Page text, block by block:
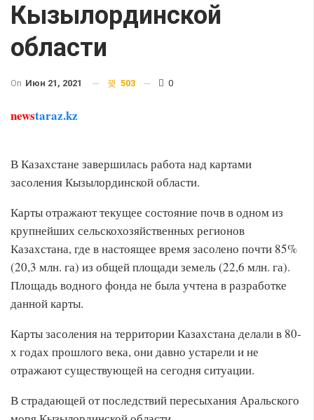
Кызылординской
области
On Июн 21, 2021 503 0
newstaraz.kz
В Казахстане завершилась работа над картами
засоления Кызылординской области.
Карты отражают текущее состояние почв в одном из
крупнейших сельскохозяйственных регионов
Казахстана, где в настоящее время засолено почти 85%
(20,3 млн. га) из общей площади земель (22,6 млн. га).
Площадь водного фонда не была учтена в разработке
данной карты.
Карты засоления на территории Казахстана делали в 80-
х годах прошлого века, они давно устарели и не
отражают существующей на сегодня ситуации.
В страдающей от последствий пересыхания Аральского